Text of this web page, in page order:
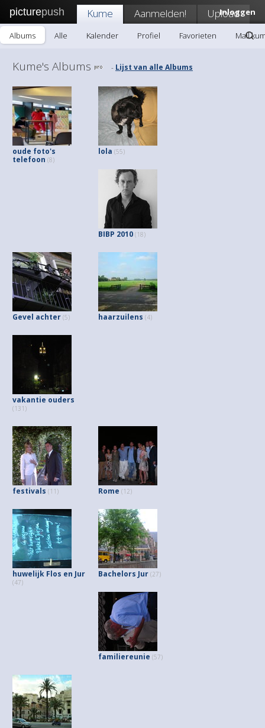
picturepush Inloggen
Kume Aanmelden! Upload
Albums Alle Kalender Profiel Favorieten Mail
Kume's Albums - Lijst van alle Albums
oude foto's
telefoon (8)
lola (55)
BIBP 2010 (18)
Gevel achter (5) haarzuilens (4)
vakantie ouders
(131)
festivals (11) Rome (12)
huwelijk Flos en Jur
(47)
Bachelors Jur (27)
familiereunie (57)